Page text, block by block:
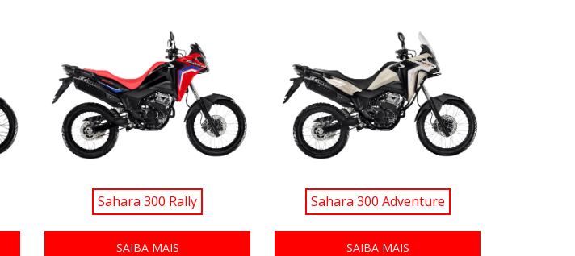
Sahara 300 Rally
SAIBA MAIS
Sahara 300 Adventure
SAIBA MAIS